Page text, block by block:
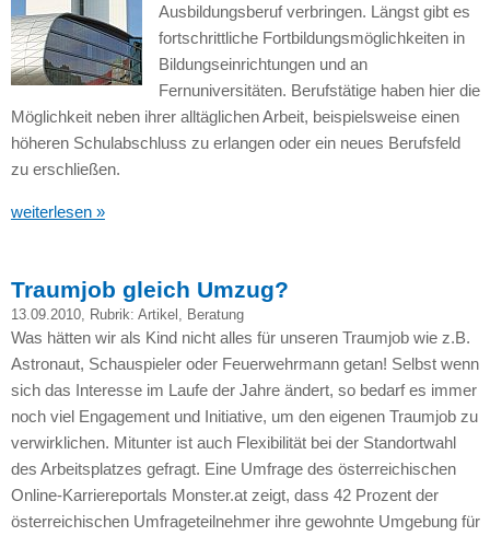
Ausbildungsberuf verbringen. Längst gibt es
fortschrittliche Fortbildungsmöglichkeiten in
Bildungseinrichtungen und an
Fernuniversitäten. Berufstätige haben hier die
Möglichkeit neben ihrer alltäglichen Arbeit, beispielsweise einen
höheren Schulabschluss zu erlangen oder ein neues Berufsfeld
zu erschließen.
weiterlesen »
Traumjob gleich Umzug?
13.09.2010, Rubrik: Artikel Beratung
Was hätten wir als Kind nicht alles für unseren Traumjob wie z.B.
Astronaut, Schauspieler oder Feuerwehrmann getan! Selbst wenn
sich das Interesse im Laufe der Jahre ändert, so bedarf es immer
noch viel Engagement und Initiative, um den eigenen Traumjob zu
verwirklichen. Mitunter ist auch Flexibilität bei der Standortwahl
des Arbeitsplatzes gefragt. Eine Umfrage des österreichischen
Online-Karriereportals Monster.at zeigt, dass 42 Prozent der
österreichischen Umfrageteilnehmer ihre gewohnte Umgebung für